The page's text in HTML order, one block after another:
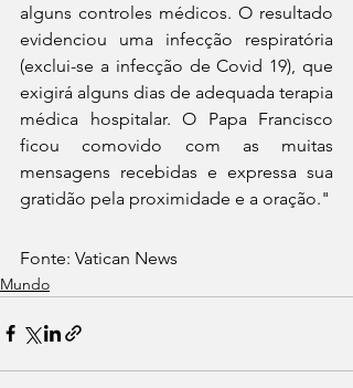
alguns controles médicos. O resultado
evidenciou uma infecção respiratória
(exclui-se a infecção de Covid 19), que
exigirá alguns dias de adequada terapia
médica hospitalar. O Papa Francisco
ficou comovido com as muitas
mensagens recebidas e expressa sua
gratidão pela proximidade e a oração."
Fonte: Vatican News
Mundo